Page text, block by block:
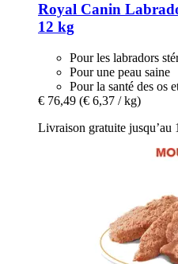
Royal Canin
12 kg
Pour les labradors
Pour une peau saine
Pour la santé des os
€ 76,49 (€ 6,37 / kg)
Livraison gratuite jusqu’au